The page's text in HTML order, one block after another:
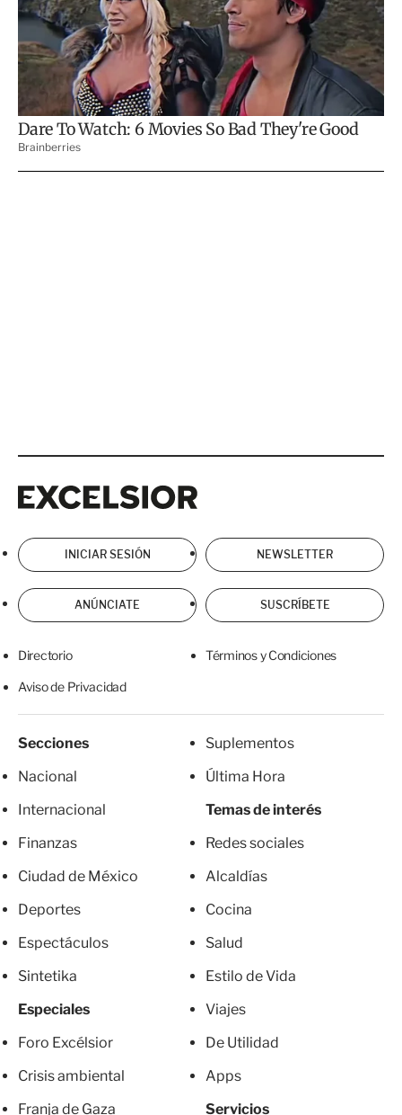
INICIAR SESIÓN NEWSLETTER
ANÚNCIATE SUSCRÍBETE
Directorio Términos y Condiciones
Aviso de Privacidad
Secciones
Nacional
Internacional
Finanzas
Ciudad de México
Deportes
Espectáculos
Sintetika
Especiales
Foro Excélsior
Crisis ambiental
Franja de Gaza
Suplementos
Última Hora
Temas de interés
Redes sociales
Alcaldías
Cocina
Salud
Estilo de Vida
Viajes
De Utilidad
Apps
Servicios